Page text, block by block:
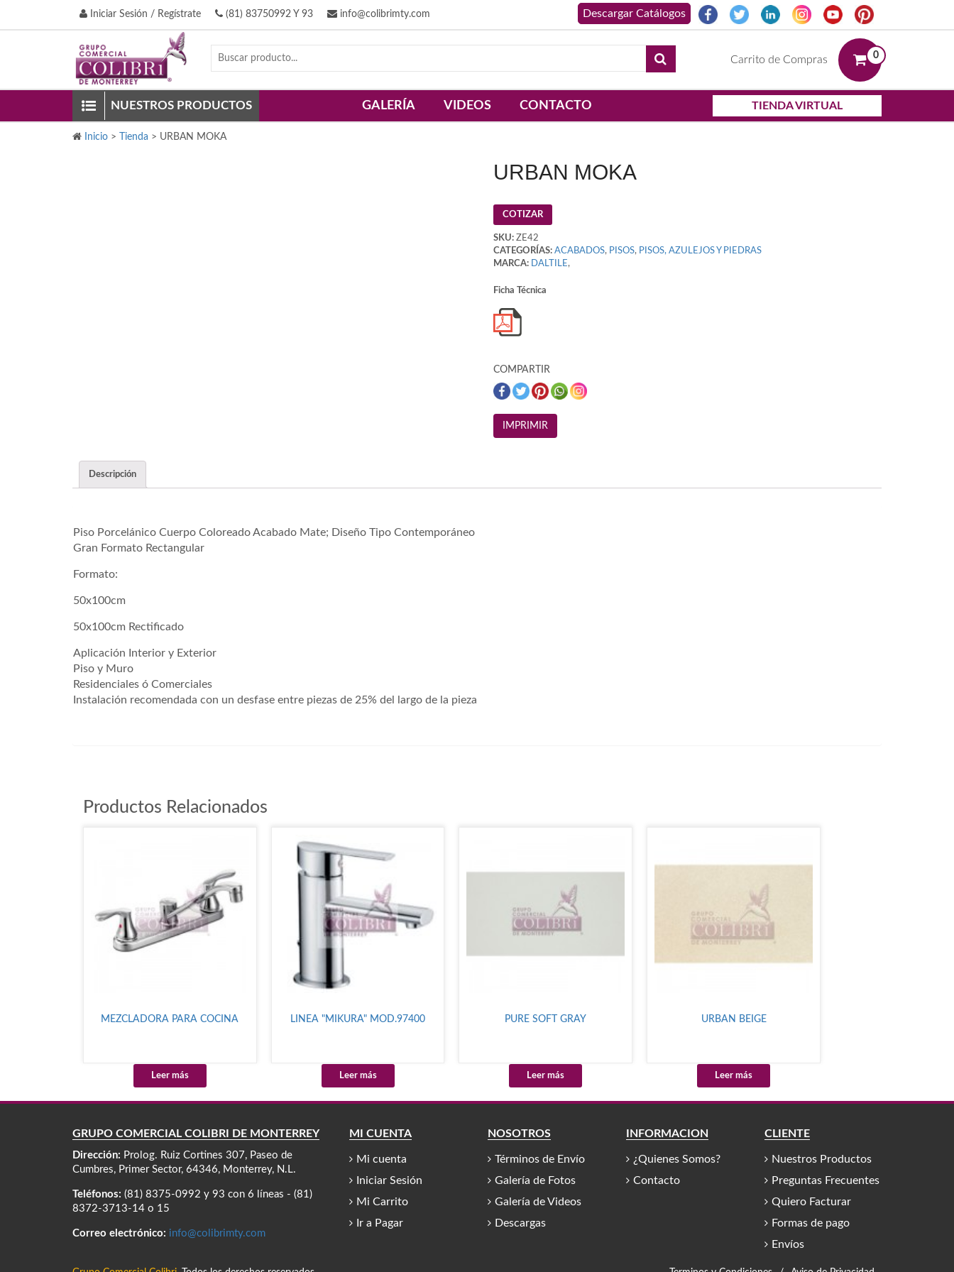
Iniciar Sesión / Regístrate (81) 83750992 Y 93 info@colibrimty.com
Carrito de Compras 0
NUESTROS PRODUCTOS GALERÍA VIDEOS CONTACTO TIENDA VIRTUAL
Inicio > Tienda > URBAN MOKA
URBAN MOKA
COTIZAR
SKU:ZE42
CATEGORÍAS: ACABADOS, PISOS, PISOS, AZULEJOS Y PIEDRAS
MARCA: DALTILE,
Ficha Técnica
COMPARTIR
Descripción
Piso Porcelánico Cuerpo Coloreado Acabado Mate; Diseño Tipo Contemporáneo
Gran Formato Rectangular
Formato:
50x100cm
50x100cm Rectificado
Aplicación Interior y Exterior
Piso y Muro
Residenciales ó Comerciales
Instalación recomendada con un desfase entre piezas de 25% del largo de la pieza
Productos Relacionados
MEZCLADORA PARA COCINA
Leer más
LINEA "MIKURA" MOD.97400
Leer más
PURE SOFT GRAY
Leer más
URBAN BEIGE
Leer más
GRUPO COMERCIAL COLIBRÍ DE MONTERREY
Dirección: Prolog. Ruiz Cortines 307, Paseo de
Cumbres, Primer Sector, 64346, Monterrey, N.L.
Teléfonos: (81) 8375-0992 y 93 con 6 líneas - (81)
8372-3713-14 o 15
Correo electrónico: info@colibrimty.com
MI CUENTA
Mi cuenta
Iniciar Sesión
Mi Carrito
Ir a Pagar
NOSOTROS
Términos de Envío
Galería de Fotos
Galería de Videos
Descargas
INFORMACIÓN
¿Quienes Somos?
Contacto
CLIENTE
Nuestros Productos
Preguntas Frecuentes
Quiero Facturar
Formas de pago
Envíos